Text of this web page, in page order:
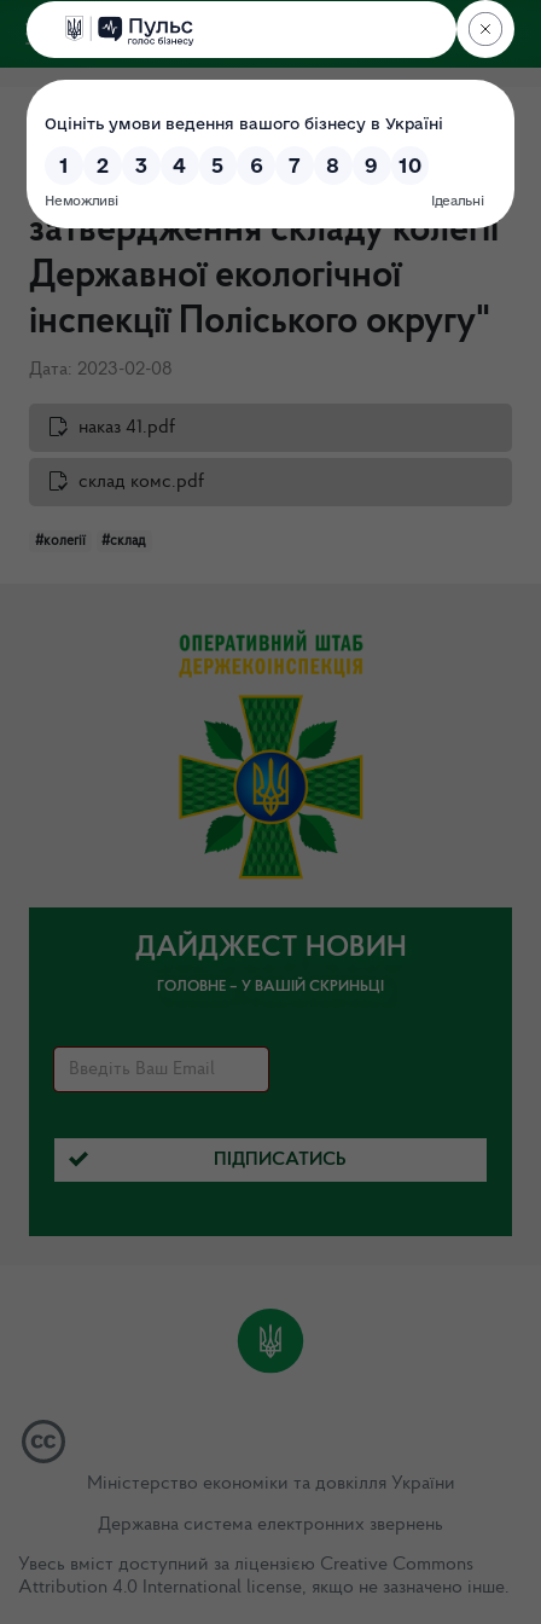
ДЕРЖЕКОІНСПЕКЦІЯ
Поліського округу
Наказ №41-ОД від
08.02.2023 "Про
затвердження складу колегії
Державної екологічної
інспекції Поліського округу"
Дата: 2023-02-08
наказ 41.pdf
склад комс.pdf
#колегії #склад
ДАЙДЖЕСТ НОВИН
ГОЛОВНЕ – У ВАШІЙ СКРИНЬЦІ
ПІДПИСАТИСЬ
Міністерство економіки та довкілля України
Державна система електронних звернень
Увесь вміст доступний за ліцензією Creative Commons
Attribution 4.0 International license, якщо не зазначено інше.